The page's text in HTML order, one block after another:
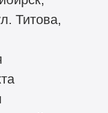
Титова,